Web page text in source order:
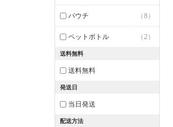
パウチ （8）
ペットボトル （2）
送料無料
送料無料
発送日
当日発送
配送方法